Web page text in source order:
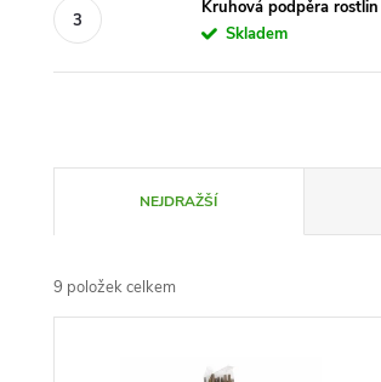
Kruhová podpěra
Skladem
a
z
NEJDRAŽŠÍ
9 položek celkem